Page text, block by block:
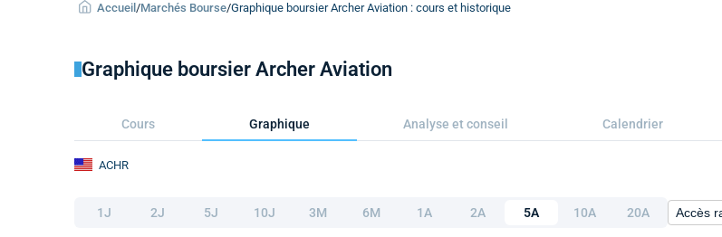
Accueil /Marchés Bourse/Graphique boursier Archer Aviation : cours et historique
Graphique boursier Archer Aviation
Cours Graphique Analyse et conseil Calendrier
ACHR
1J 2J 5J 10J 3M 6M 1A 2A 5A 10A 20A